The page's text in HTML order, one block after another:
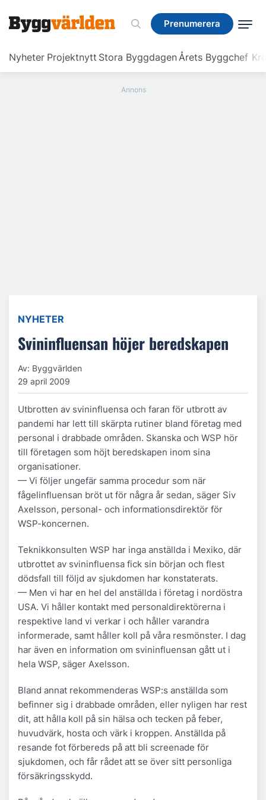
Prenumerera
Nyheter Projektnytt Stora ByggdagenÅrets Byggchef
Prenumerera
NYHETER
Svininfluensan höjer beredskapen
Av: Byggvärlden
29 april 2009
Utbrotten av svininfluensa och faran för utbrott av
pandemi har lett till skärpta rutiner bland företag med
personal i drabbade områden. Skanska och WSP hör
till företagen som höjt beredskapen inom sina
organisationer.
— Vi följer ungefär samma procedur som när
fågelinfluensan bröt ut för några år sedan, säger Siv
Axelsson, personal- och informationsdirektör för
WSP-koncernen.
Teknikkonsulten WSP har inga anställda i Mexiko, där
utbrottet av svininfluensa fick sin början och flest
dödsfall till följd av sjukdomen har konstaterats.
— Men vi har en hel del anställda i företag i nordöstra
USA. Vi håller kontakt med personaldirektörerna i
respektive land vi verkar i och håller varandra
informerade, samt håller koll på våra resmönster. I dag
har även en information om svininfluensan gått ut i
hela WSP, säger Axelsson.
Bland annat rekommenderas WSP:s anställda som
befinner sig i drabbade områden, eller nyligen har rest
dit, att hålla koll på sin hälsa och tecken på feber,
huvudvärk, hosta och värk i kroppen. Anställda på
resande fot förbereds på att bli screenade för
sjukdomen, och får rådet att se över sitt personliga
försäkringsskydd.